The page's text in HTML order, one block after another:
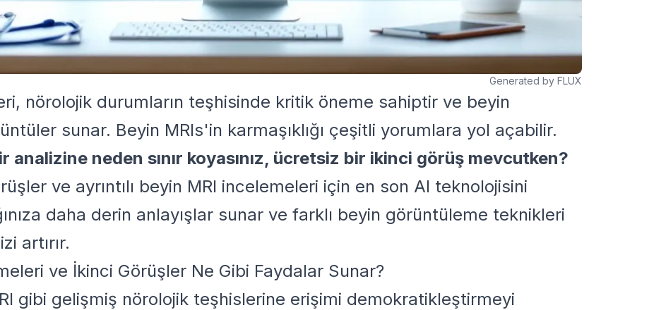
Generated by FLUX
nörolojik durumların teşhisinde kritik öneme sahiptir ve beyin
sunar. Beyin MRIs'in karmaşıklığı çeşitli yorumlara yol açabilir.
analizine neden sınır koyasınız, ücretsiz bir ikinci görüş mevcutken?
ve ayrıntılı beyin MRI incelemeleri için en son AI teknolojisini
daha derin anlayışlar sunar ve farklı beyin görüntüleme teknikleri
artırır.
ve İkinci Görüşler Ne Gibi Faydalar Sunar?
gibi gelişmiş nörolojik teşhislerine erişimi demokratikleştirmeyi